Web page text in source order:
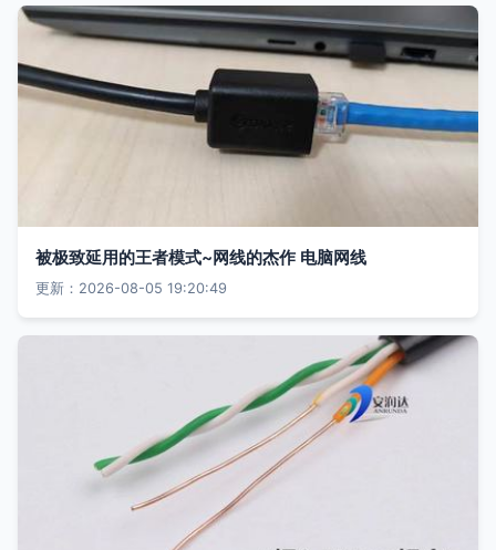
被极致延用的王者模式~网线的杰作 电脑网线
更新：2026-08-05 19:20:49